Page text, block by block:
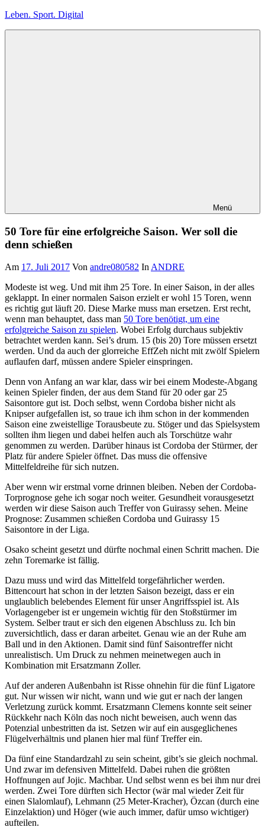
Zum
Leben. Sport. Digital
Menü
50 Tore für eine erfolgreiche Saison. Wer soll die
denn schießen
Am 17. Juli 2017 Von andre080582 InANDRE
Modeste ist weg. Und mit ihm 25 Tore. In einer Saison, in der alles
geklappt. In einer normalen Saison erzielt er wohl 15 Toren, wenn
es richtig gut läuft 20. Diese Marke muss man ersetzen. Erst recht,
wenn man behauptet, dass man 50 Tore benötigt, um eine
erfolgreiche Saison zu spielen. Wobei Erfolg durchaus subjektiv
betrachtet werden kann. Sei’s drum. 15 (bis 20) Tore müssen ersetzt
werden. Und da auch der glorreiche EffZeh nicht mit zwölf Spielern
auflaufen darf, müssen andere Spieler einspringen.
Denn von Anfang an war klar, dass wir bei einem Modeste-Abgang
keinen Spieler finden, der aus dem Stand für 20 oder gar 25
Saisontore gut ist. Doch selbst, wenn Cordoba bisher nicht als
Knipser aufgefallen ist, so traue ich ihm schon in der kommenden
Saison eine zweistellige Torausbeute zu. Stöger und das Spielsystem
sollten ihm liegen und dabei helfen auch als Torschütze wahr
genommen zu werden. Darüber hinaus ist Cordoba der Stürmer, der
Platz für andere Spieler öffnet. Das muss die offensive
Mittelfeldreihe für sich nutzen.
Aber wenn wir erstmal vorne drinnen bleiben. Neben der Cordoba-
Torprognose gehe ich sogar noch weiter. Gesundheit vorausgesetzt
werden wir diese Saison auch Treffer von Guirassy sehen. Meine
Prognose: Zusammen schießen Cordoba und Guirassy 15
Saisontore in der Liga.
Osako scheint gesetzt und dürfte nochmal einen Schritt machen. Die
zehn Toremarke ist fällig.
Dazu muss und wird das Mittelfeld torgefährlicher werden.
Bittencourt hat schon in der letzten Saison bezeigt, dass er ein
unglaublich belebendes Element für unser Angriffsspiel ist. Als
Vorlagengeber ist er ungemein wichtig für den Stoßstürmer im
System. Selber traut er sich den eigenen Abschluss zu. Ich bin
zuversichtlich, dass er daran arbeitet. Genau wie an der Ruhe am
Ball und in den Aktionen. Damit sind fünf Saisontreffer nicht
unrealistisch. Um Druck zu nehmen meinetwegen auch in
Kombination mit Ersatzmann Zoller.
Auf der anderen Außenbahn ist Risse ohnehin für die fünf Ligatore
gut. Nur wissen wir nicht, wann und wie gut er nach der langen
Verletzung zurück kommt. Ersatzmann Clemens konnte seit seiner
Rückkehr nach Köln das noch nicht beweisen, auch wenn das
Potenzial unbestritten da ist. Setzen wir auf ein ausgeglichenes
Flügelverhältnis und planen hier mal fünf Treffer ein.
Da fünf eine Standardzahl zu sein scheint, gibt’s sie gleich nochmal.
Und zwar im defensiven Mittelfeld. Dabei ruhen die größten
Hoffnungen auf Jojic. Machbar. Und selbst wenn es bei ihm nur drei
werden. Zwei Tore dürften sich Hector (wär mal wieder Zeit für
einen Slalomlauf), Lehmann (25 Meter-Kracher), Özcan (durch eine
Einzelaktion) und Höger (wie auch immer, dafür umso wichtiger)
aufteilen.